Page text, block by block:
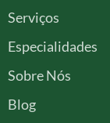
Serviços
Especialidades
Sobre Nós
Blog